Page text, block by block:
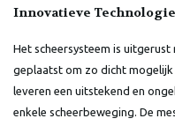
Innovatieve
Het scheersysteem is
geplaatst om zo dicht mogelijk
leveren een uitstekend en
enkele scheerbeweging. De